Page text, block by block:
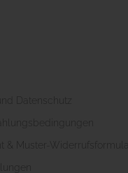
Datenschutz
& Muster-Widerrufsformular